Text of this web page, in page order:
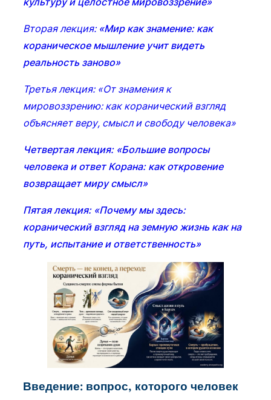
Вторая лекция: «Мир как знамение: как
кораническое мышление учит видеть
реальность заново»
Третья лекция: «От знамения к
мировоззрению: как коранический взгляд
объясняет веру, смысл и свободу человека»
Четвертая лекция: «Большие вопросы
человека и ответ Корана: как откровение
возвращает миру смысл»
Пятая лекция: «Почему мы здесь:
коранический взгляд на земную жизнь как на
путь, испытание и ответственность»
Введение: вопрос, которого человек